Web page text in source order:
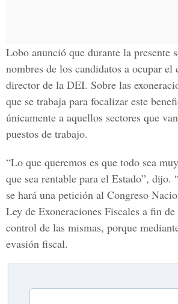
Lobo anunció que durante la presente
nombres de los candidatos a ocupar el
director de la DEI. Sobre las
que se trabaja para focalizar este
únicamente a aquellos sectores que
puestos de trabajo.
“Lo que queremos es que todo sea
que sea rentable para el Estado”, dijo.
se hará una petición al Congreso
Ley de Exoneraciones Fiscales a fin
control de las mismas, porque
evasión fiscal.